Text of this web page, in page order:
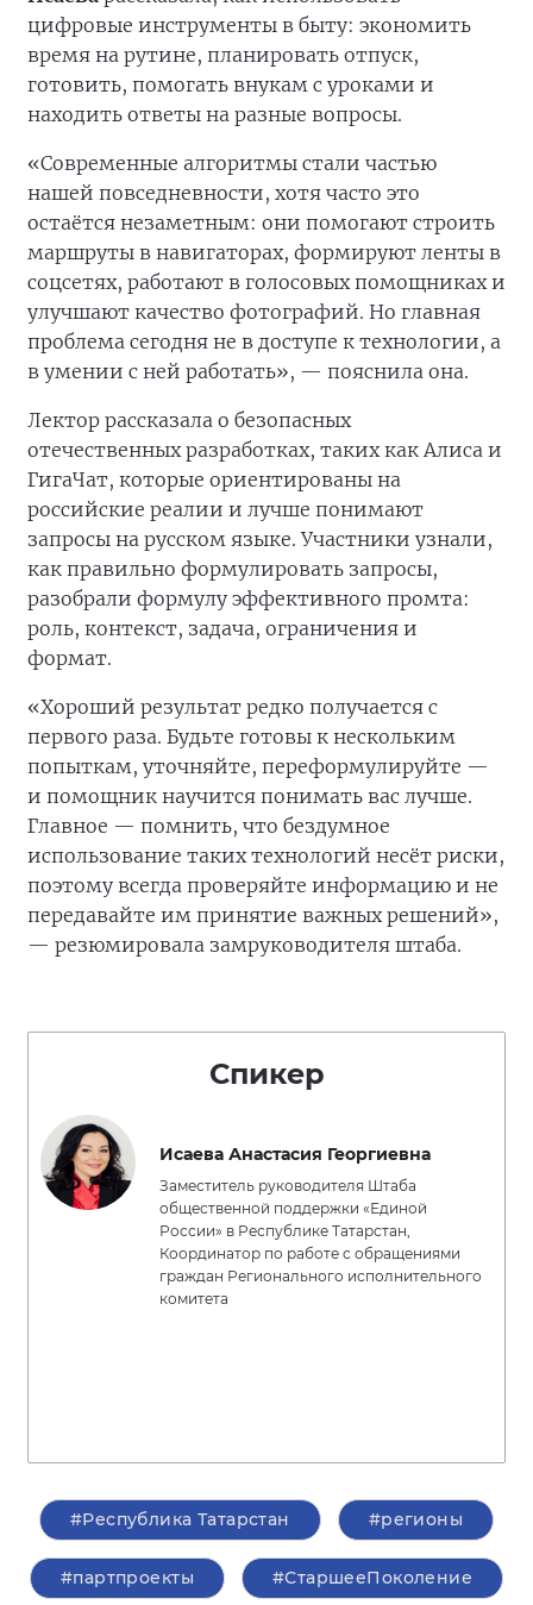
цифровые инструменты в быту: экономить
время на рутине, планировать отпуск,
готовить, помогать внукам с уроками и
находить ответы на разные вопросы.
«Современные алгоритмы стали частью
нашей повседневности, хотя часто это
остаётся незаметным: они помогают строить
маршруты в навигаторах, формируют ленты в
соцсетях, работают в голосовых помощниках и
улучшают качество фотографий. Но главная
проблема сегодня не в доступе к технологии, а
в умении с ней работать», — пояснила она.
Лектор рассказала о безопасных
отечественных разработках, таких как Алиса и
ГигаЧат, которые ориентированы на
российские реалии и лучше понимают
запросы на русском языке. Участники узнали,
как правильно формулировать запросы,
разобрали формулу эффективного промта:
роль, контекст, задача, ограничения и
формат.
«Хороший результат редко получается с
первого раза. Будьте готовы к нескольким
попыткам, уточняйте, переформулируйте —
и помощник научится понимать вас лучше.
Главное — помнить, что бездумное
использование таких технологий несёт риски,
поэтому всегда проверяйте информацию и не
передавайте им принятие важных решений»,
— резюмировала замруководителя штаба.
Спикер
Исаева Анастасия Георгиевна
Заместитель руководителя Штаба
общественной поддержки «Единой
России» в Республике Татарстан,
Координатор по работе с обращениями
граждан Регионального исполнительного
комитета
#Республика Татарстан #регионы
#партпроекты #СтаршееПоколение